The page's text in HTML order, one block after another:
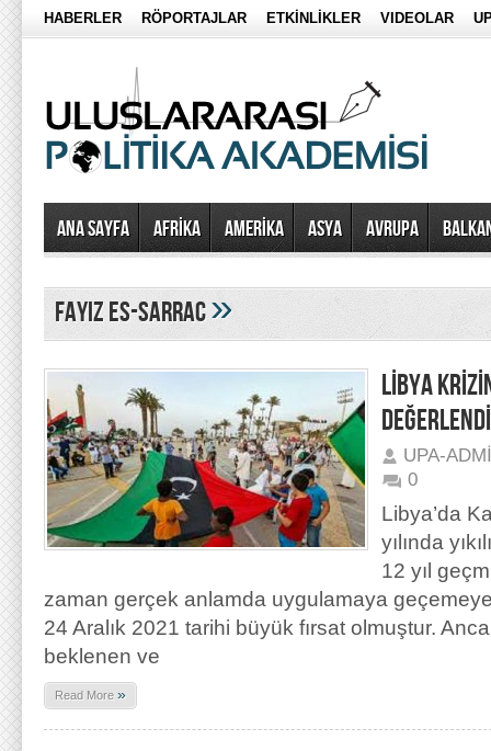
HABERLER RÖPORTAJLAR ETKİNLİKLER VIDEOLAR
Ana Sayfa AFRİKA AMERİKA ASYA AVRUPA
Fayiz es-Sarrac»
LİBYA
UPA-
0
Libya’da
yılında
12 yıl
zaman gerçek anlamda uygulamaya
24 Aralık 2021 tarihi büyük fırsat olmuştur.
beklenen ve
Read More »